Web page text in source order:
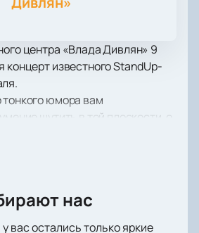
центра «Влада Дивлян» 9
концерт известного StandUp-
тонкого юмора вам
шутить в той плоскости, о
стесняются говорить вслух,
нас
вас остались только яркие